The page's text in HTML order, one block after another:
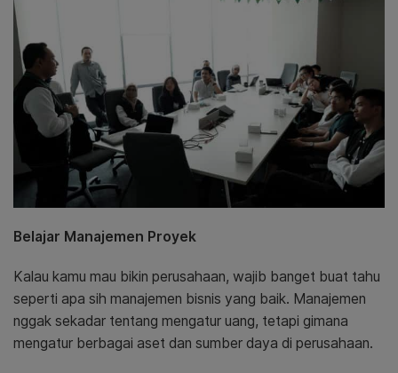
Belajar Manajemen Proyek
Kalau kamu mau bikin perusahaan, wajib banget buat tahu
seperti apa sih manajemen bisnis yang baik. Manajemen
nggak sekadar tentang mengatur uang, tetapi gimana
mengatur berbagai aset dan sumber daya di perusahaan.